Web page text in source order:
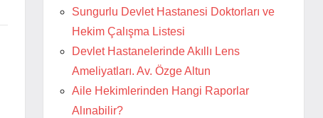
Sungurlu Devlet Hastanesi Doktorları ve
Hekim Çalışma Listesi
Devlet Hastanelerinde Akıllı Lens
Ameliyatları. Av. Özge Altun
Aile Hekimlerinden Hangi Raporlar
Alınabilir?